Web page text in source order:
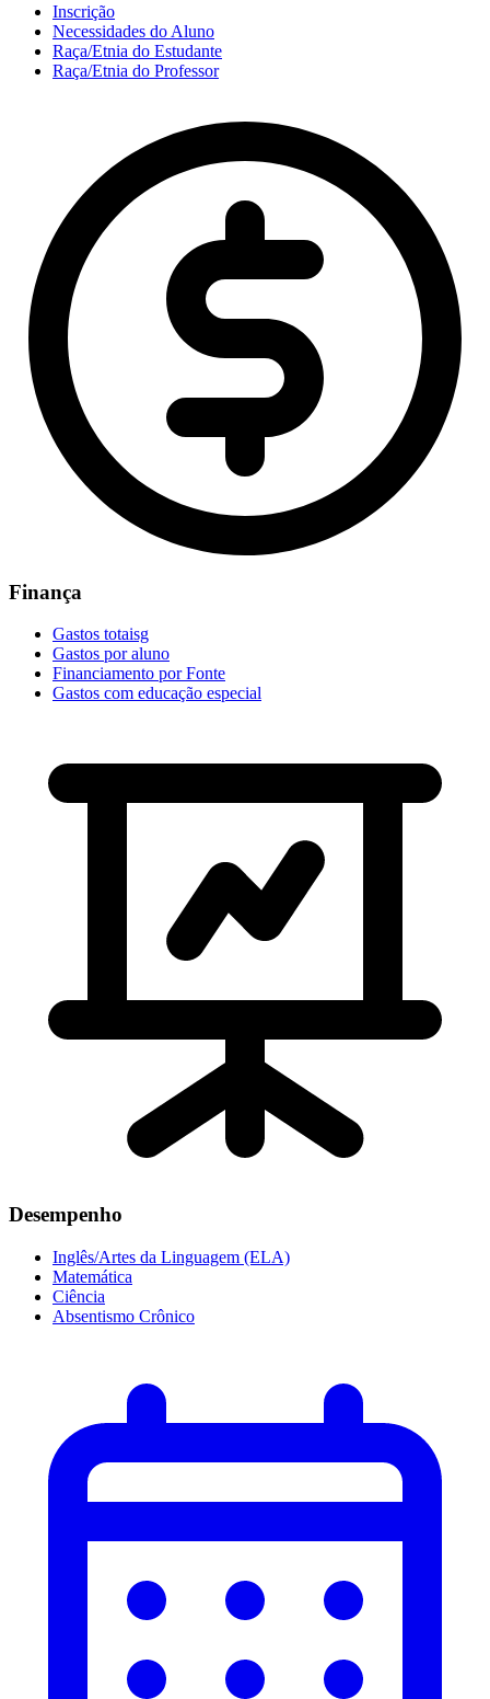
Inscrição
Necessidades do Aluno
Raça/Etnia do Estudante
Raça/Etnia do Professor
Finança
Gastos totaisg
Gastos por aluno
Financiamento por Fonte
Gastos com educação especial
Desempenho
Inglês/Artes da Linguagem (ELA)
Matemática
Ciência
Absentismo Crônico